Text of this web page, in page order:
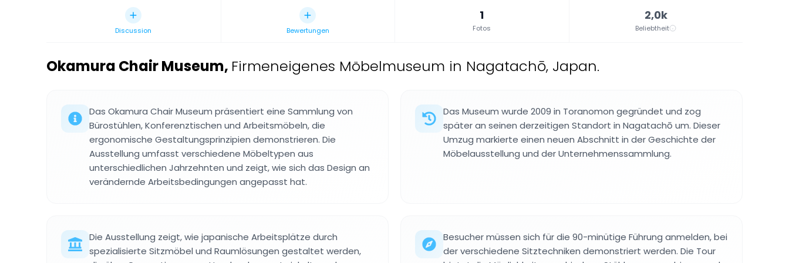
Discussion Bewertungen
1
Fotos
2,0k
Beliebtheit
Okamura Chair Museum, Firmeneigenes Möbelmuseum in Nagatachō, Japan.
Das Okamura Chair Museum präsentiert eine Sammlung von
Bürostühlen, Konferenztischen und Arbeitsmöbeln, die
ergonomische Gestaltungsprinzipien demonstrieren. Die
Ausstellung umfasst verschiedene Möbeltypen aus
unterschiedlichen Jahrzehnten und zeigt, wie sich das Design an
verändernde Arbeitsbedingungen angepasst hat.
Das Museum wurde 2009 in Toranomon gegründet und zog
später an seinen derzeitigen Standort in Nagatachō um. Dieser
Umzug markierte einen neuen Abschnitt in der Geschichte der
Möbelausstellung und der Unternehmenssammlung.
Die Ausstellung zeigt, wie japanische Arbeitsplätze durch
spezialisierte Sitzmöbel und Raumlösungen gestaltet werden,
Besucher müssen sich für die 90-minütige Führung anmelden, bei
der verschiedene Sitztechniken demonstriert werden. Die Tour